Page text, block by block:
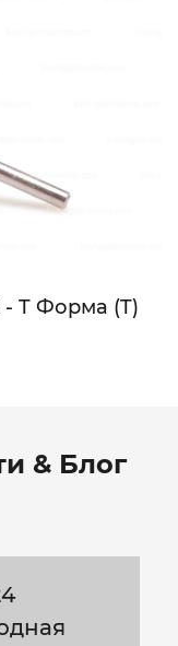
T Форма (T)
& Блог